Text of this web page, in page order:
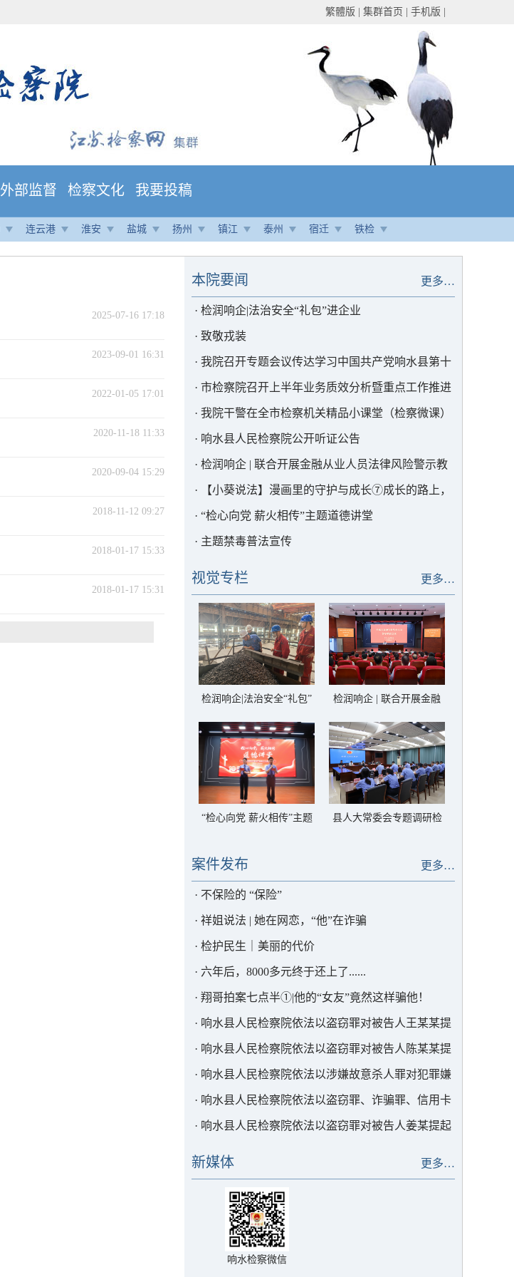
繁體版 集群首页 手机版
外部监督 检察文化 我要投稿
连云港 淮安 盐城 扬州 镇江 泰州 宿迁 铁检
2025-07-16 17:18
2023-09-01 16:31
2022-01-05 17:01
2020-11-18 11:33
2020-09-04 15:29
2018-11-12 09:27
2018-01-17 15:33
2018-01-17 15:31
更多…
本院要闻
· 检润响企|法治安全“礼包”进企业
· 致敬戎装
· 我院召开专题会议传达学习中国共产党响水县第十
二次代表大会精神
· 市检察院召开上半年业务质效分析暨重点工作推进
会
· 我院干警在全市检察机关精品小课堂（检察微课）
竞赛中获奖
· 响水县人民检察院公开听证公告
· 检润响企 | 联合开展金融从业人员法律风险警示教
育· 【小葵说法】漫画里的守护与成长⑦成长的路上，
我们与你同行
· “检心向党 薪火相传”主题道德讲堂
· 主题禁毒普法宣传
更多…
视觉专栏
检润响企|法治安全“礼包”
检润响企 | 联合开展金融
育
“检心向党 薪火相传”主题
县人大常委会专题调研检
更多…
案件发布
· 不保险的 “保险”
· 祥姐说法 | 她在网恋，“他”在诈骗
· 检护民生｜美丽的代价
· 六年后，8000多元终于还上了......
· 翔哥拍案七点半①|他的“女友”竟然这样骗他！
· 响水县人民检察院依法以盗窃罪对被告人王某某提
起公诉
· 响水县人民检察院依法以盗窃罪对被告人陈某某提
起公诉
· 响水县人民检察院依法以涉嫌故意杀人罪对犯罪嫌
疑人周某某批准逮捕
· 响水县人民检察院依法以盗窃罪、诈骗罪、信用卡
诈骗罪对被告人王某某提起公诉
· 响水县人民检察院依法以盗窃罪对被告人姜某提起
更多…
新媒体
响水检察微信